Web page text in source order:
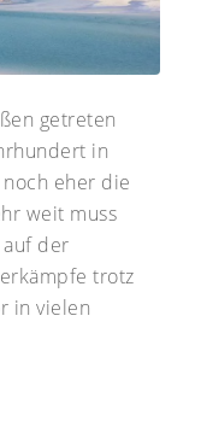
getreten
in
eher die
weit muss
der
trotz
in vielen